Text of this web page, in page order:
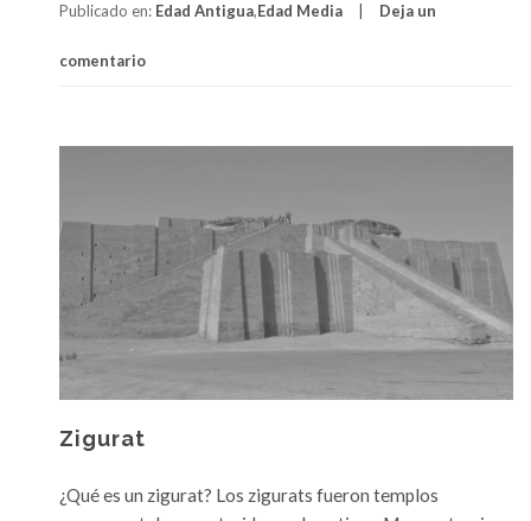
empeño
Publicado en: Edad Antigua,Edad Media Deja un
comentario
Zigurat
¿Qué es un zigurat? Los zigurats fueron templos